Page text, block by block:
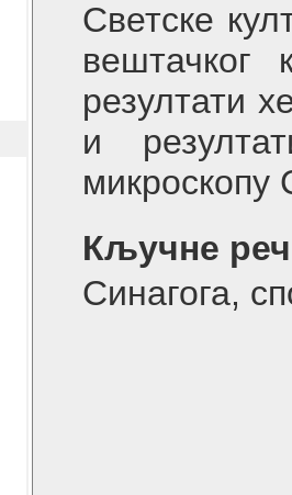
Светске
резултати
и
Кључне
Синагога,